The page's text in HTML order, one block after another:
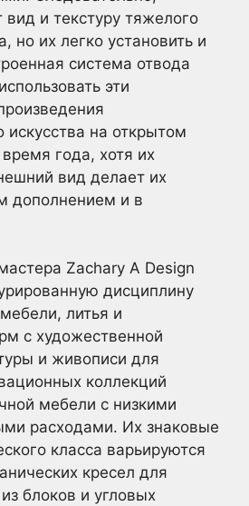
и текстуру тяжелого
но их легко установить и
система отвода
эти
искусства на открытом
года, хотя их
вид делает их
дополнением и в
Zachary A Design
дисциплину
литья и
с художественной
и живописи для
коллекций
мебели с низкими
расходами. Их знаковые
класса варьируются
кресел для
блоков и угловых